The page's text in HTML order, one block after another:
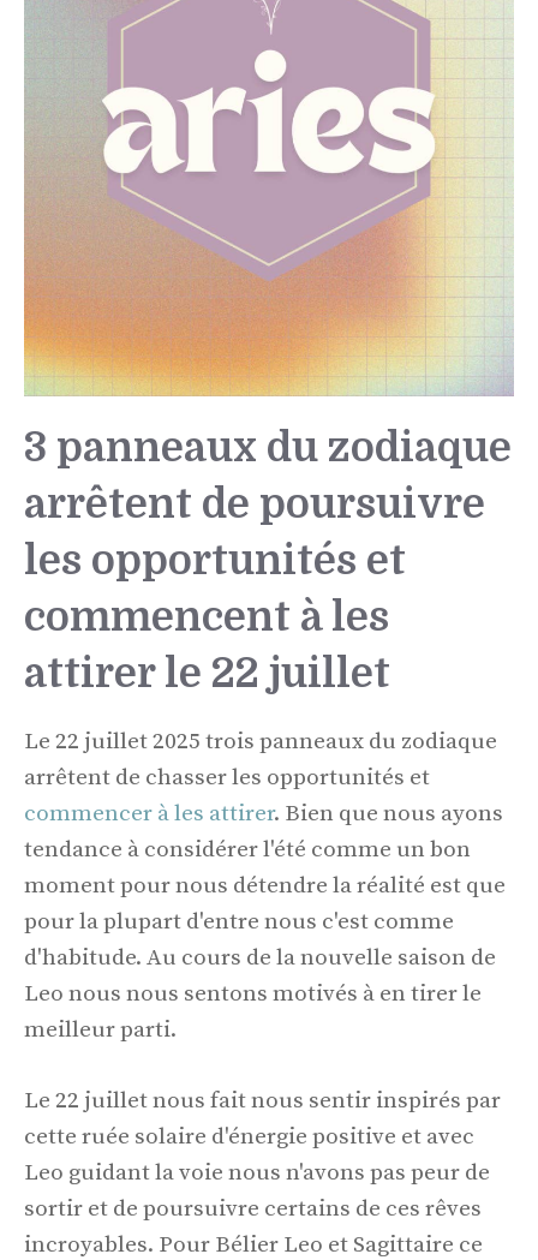
3 panneaux du zodiaque
arrêtent de poursuivre
les opportunités et
commencent à les
attirer le 22 juillet
Le 22 juillet 2025 trois panneaux du zodiaque
arrêtent de chasser les opportunités et
commencer à les attirer. Bien que nous ayons
tendance à considérer l'été comme un bon
moment pour nous détendre la réalité est que
pour la plupart d'entre nous c'est comme
d'habitude. Au cours de la nouvelle saison de
Leo nous nous sentons motivés à en tirer le
meilleur parti.
Le 22 juillet nous fait nous sentir inspirés par
cette ruée solaire d'énergie positive et avec
Leo guidant la voie nous n'avons pas peur de
sortir et de poursuivre certains de ces rêves
incroyables. Pour Bélier Leo et Sagittaire ce